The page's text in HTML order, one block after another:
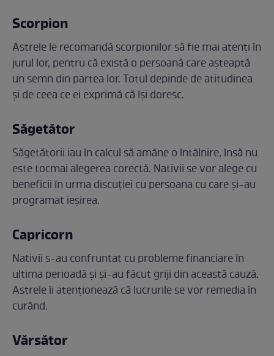
Scorpion
Astrele le recomandă scorpionilor să fie mai atenți în
jurul lor, pentru că există o persoană care așteaptă
un semn din partea lor. Totul depinde de atitudinea
și de ceea ce ei exprimă că își doresc.
Săgetător
Săgetătorii iau în calcul să amâne o întâlnire, însă nu
este tocmai alegerea corectă. Nativii se vor alege cu
beneficii în urma discuției cu persoana cu care și-au
programat ieșirea.
Capricorn
Nativii s-au confruntat cu probleme financiare în
ultima perioadă și și-au făcut griji din această cauză.
Astrele îi atenționează că lucrurile se vor remedia în
curând.
Vărsător